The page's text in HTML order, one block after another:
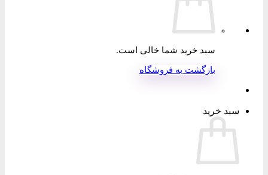
سبد خرید شما خالی است.
بازگشت به فروشگاه
سبد خرید